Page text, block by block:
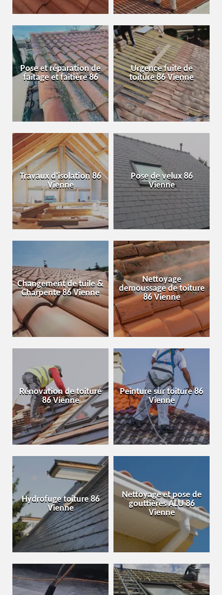
Pose et réparation de
faîtage et faîtière 86
Urgence fuite de
toiture 86 Vienne
Travaux d'isolation 86
Vienne
Pose de velux 86
Vienne
Changement de tuile &
Charpente 86 Vienne
Nettoyage
demoussage de toiture
86 Vienne
Rénovation de toiture
86 Vienne
Peinture sur toiture 86
Vienne
Hydrofuge toiture 86
Vienne
Nettoyage et pose de
gouttières ALU 86
Vienne